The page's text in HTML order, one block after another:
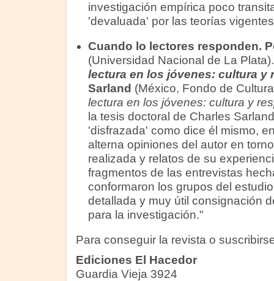
investigación empírica poco
'devaluada' por las teorías
Cuando lo lectores responden.
(Universidad Nacional de La
lectura en los jóvenes: cultura y
Sarland (México, Fondo de
lectura en los jóvenes: cultura y
la tesis doctoral de Charles
'disfrazada' como dice él mismo,
alterna opiniones del autor en
realizada y relatos de su
fragmentos de las entrevistas
conformaron los grupos del
detallada y muy útil consignación
para la investigación."
Para conseguir la revista o
Ediciones El Hacedor
Guardia Vieja 3924